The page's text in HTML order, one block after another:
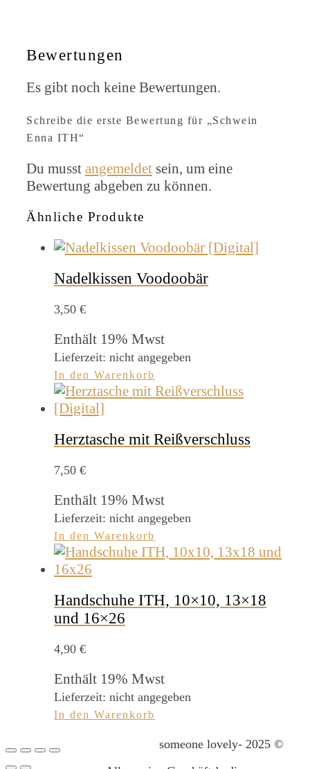
Bewertungen
Es gibt noch keine Bewertungen.
Schreibe die erste Bewertung für „Schwein
Enna ITH“
Du musst angemeldet sein, um eine
Bewertung abgeben zu können.
Ähnliche Produkte
Nadelkissen Voodoobär
3,50 €
Enthält 19% Mwst
Lieferzeit: nicht angegeben
In den Warenkorb
Herztasche mit Reißverschluss
7,50 €
Enthält 19% Mwst
Lieferzeit: nicht angegeben
In den Warenkorb
Handschuhe ITH, 10×10, 13×18
und 16×26
4,90 €
Enthält 19% Mwst
Lieferzeit: nicht angegeben
In den Warenkorb
someone lovely- 2025 ©